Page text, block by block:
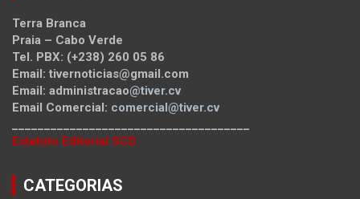
Terra Branca
Praia – Cabo Verde
Tel. PBX: (+238) 260 05 86
Email: tivernoticias@gmail.com
Email: administracao@tiver.cv
Email Comercial: comercial@tiver.cv
Estatuto Editorial SCD
CATEGORIAS